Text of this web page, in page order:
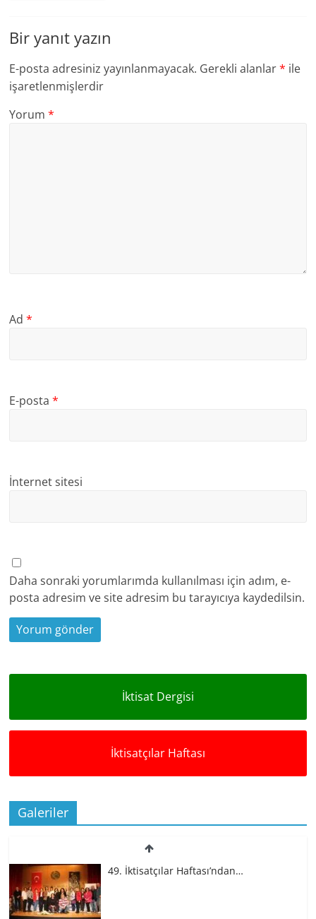
Bir yanıt yazın
E-posta adresiniz yayınlanmayacak. Gerekli alanlar* ile
işaretlenmişlerdir
Yorum*
Ad*
E-posta*
İnternet sitesi
Daha sonraki yorumlarımda kullanılması için adım, e-
posta adresim ve site adresim bu tarayıcıya kaydedilsin.
İktisat Dergisi
İktisatçılar Haftası
Galeriler
49. İktisatçılar Haftası’ndan…